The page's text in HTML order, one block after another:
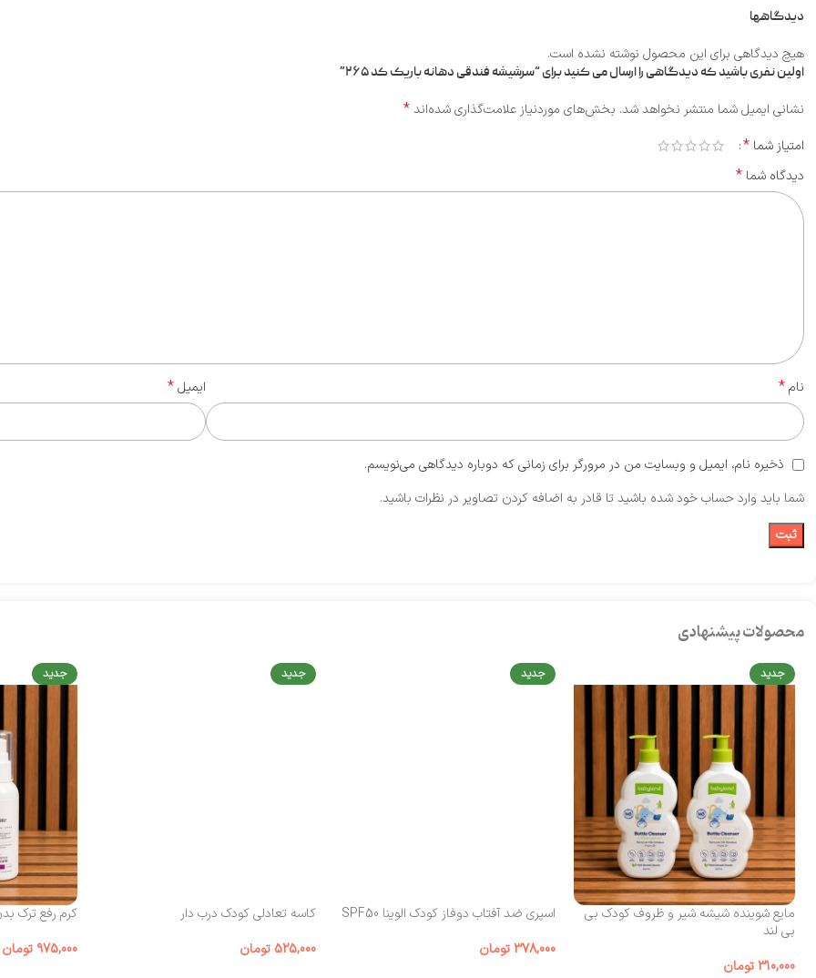
دیدگاهها
هیچ دیدگاهی برای این محصول نوشته نشده است.
اولین نفری باشید که دیدگاهی را ارسال می کنید برای “سرشیشه فندقی دهانه باریک کد ۲۶۵”
نشانی ایمیل شما منتشر نخواهد شد. بخش‌های موردنیاز علامت‌گذاری شده‌اند*
امتیاز شما *
دیدگاه شما *
نام* ایمیل*
ذخیره نام، ایمیل و وبسایت من در مرورگر برای زمانی که دوباره دیدگاهی می‌نویسم.
شما باید وارد حساب خود شده باشید تا قادر به اضافه کردن تصاویر در نظرات باشید.
محصولات پیشنهادی
جدید
مایع شوینده شیشه شیر و ظروف کودک بی‌
بی لند
310,000تومان
جدید
اسپری ضد آفتاب دوفاز کودک الوینا SPF50
378,000 تومان
جدید
کاسه تعادلی کودک درب‌ دار
525,000 تومان
جدید
کرم رفع ترک
975,000 تومان